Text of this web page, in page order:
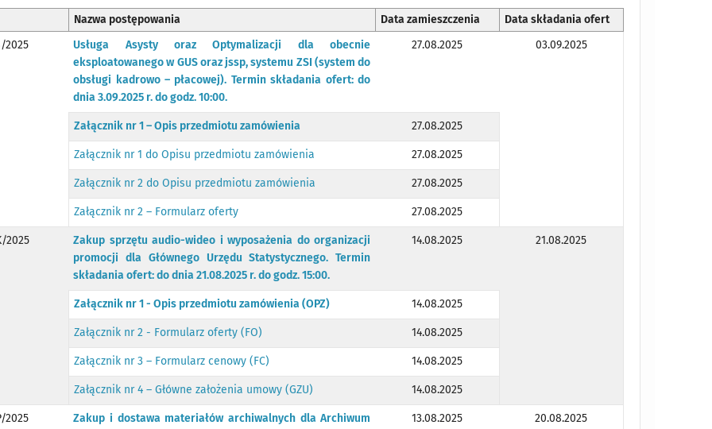
Nazwa postępowania Data zamieszczenia
Data składania ofert
2025
Usługa Asysty oraz Optymalizacji dla obecnie
eksploatowanego w GUS oraz jssp, systemu ZSI (system do
obsługi kadrowo – płacowej). Termin składania ofert: do
dnia 3.09.2025 r. do godz. 10:00.
27.08.2025 03.09.2025
Załącznik nr 1 – Opis przedmiotu zamówienia 27.08.2025
Załącznik nr 1 do Opisu przedmiotu zamówienia 27.08.2025
Załącznik nr 2 do Opisu przedmiotu zamówienia 27.08.2025
Załącznik nr 2 – Formularz oferty 27.08.2025
2025
Zakup sprzętu audio-wideo i wyposażenia do organizacji
promocji dla Głównego Urzędu Statystycznego. Termin
składania ofert: do dnia 21.08.2025 r. do godz. 15:00.
14.08.2025 21.08.2025
Załącznik nr 1 - Opis przedmiotu zamówienia (OPZ) 14.08.2025
Załącznik nr 2 - Formularz oferty (FO) 14.08.2025
Załącznik nr 3 – Formularz cenowy (FC) 14.08.2025
Załącznik nr 4 – Główne założenia umowy (GZU) 14.08.2025
2025
Zakup i dostawa materiałów archiwalnych dla Archiwum
13.08.2025 20.08.2025